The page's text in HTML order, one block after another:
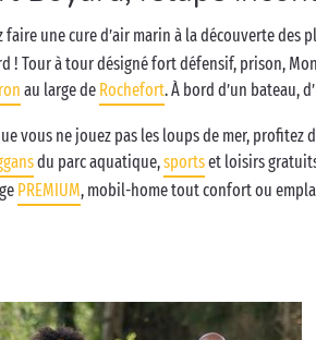
faire une cure d’air marin à la découverte des
! Tour à tour désigné fort défensif, prison,
au large de Rochefort. À bord d’un bateau,
vous ne jouez pas les loups de mer,
du parc aquatique,sportset loisirs
PREMIUM, mobil-home tout confort ou